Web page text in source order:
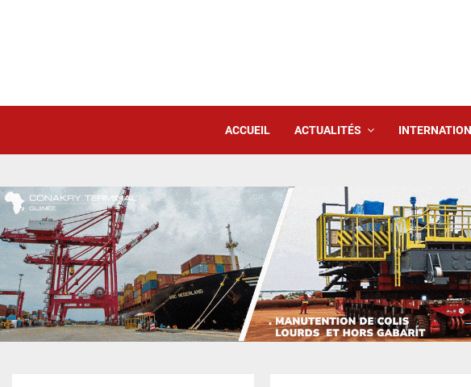
ACCUEIL ACTUALITÉS